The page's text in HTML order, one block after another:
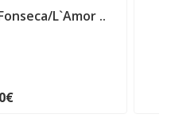
L`Amor ..